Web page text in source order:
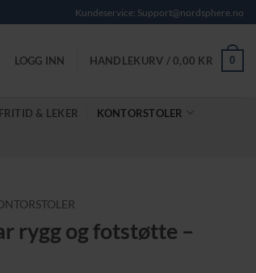
Kundeservice: Support@nordsphere.no
LOGG INN HANDLEKURV /0,00 KR 0
FRITID & LEKER KONTORSTOLER
rygg og fotstøtte –